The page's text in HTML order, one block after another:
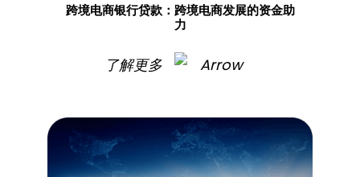
跨境电商银行贷款：跨境电商发展的资金助
力​
了解更多